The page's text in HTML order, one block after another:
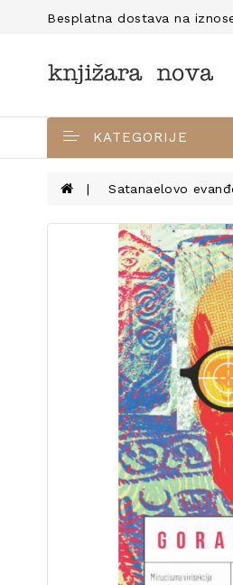
Besplatna dostava na
KATEGORIJE
Satanaelovo